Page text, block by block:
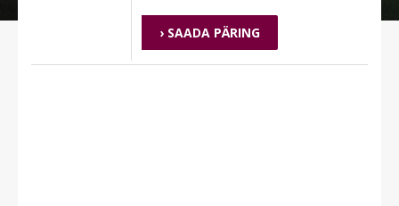
› SAADA PÄRING